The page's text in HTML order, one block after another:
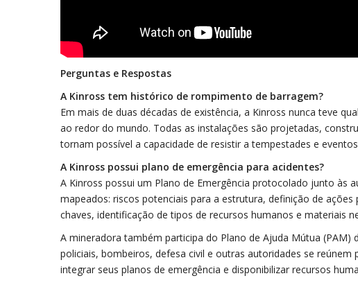
Perguntas e Respostas
A Kinross tem histórico de rompimento de barragem?
Em mais de duas décadas de existência, a Kinross nunca teve
ao redor do mundo. Todas as instalações são projetadas,
tornam possível a capacidade de resistir a tempestades e
A Kinross possui plano de emergência para acidentes?
A Kinross possui um Plano de Emergência protocolado junto às
mapeados: riscos potenciais para a estrutura, definição de
chaves, identificação de tipos de recursos humanos e materiais
A mineradora também participa do Plano de Ajuda Mútua
policiais, bombeiros, defesa civil e outras autoridades se
integrar seus planos de emergência e disponibilizar recursos